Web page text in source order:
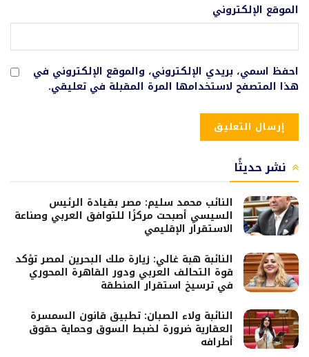
الموقع الإلكتروني
احفظ اسمي، بريدي الإلكتروني، والموقع الإلكتروني في
هذا المتصفح لاستخدامها المرة المقبلة في تعليقي.
نشر حديثًا
النائب محمد سليم: مصر بقيادة الرئيس
السيسي أصبحت مركزًا للتوافق العربي وصناعة
الاستقرار الإقليمي
النائبة هبة غالي: زيارة ملك البحرين لمصر تؤكد
قوة التحالف العربي ودور القاهرة المحوري
في ترسيخ استقرار المنطقة
النائبة ولاء الصبان: تطبيق قانون السمسرة
العقارية ضرورة لضبط السوق وحماية حقوق
أطرافه